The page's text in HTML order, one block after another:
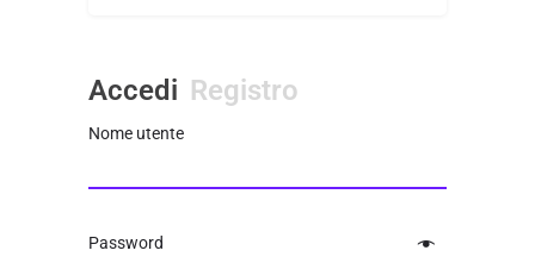
Accedi Registro
Nome utente
Password